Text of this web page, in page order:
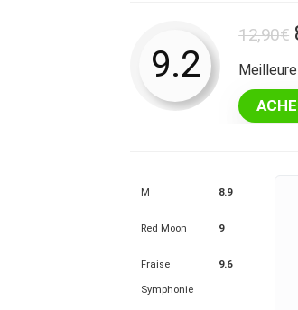
9.2
12,90€
M 8.9
Red Moon 9
Fraise
Symphonie
9.6